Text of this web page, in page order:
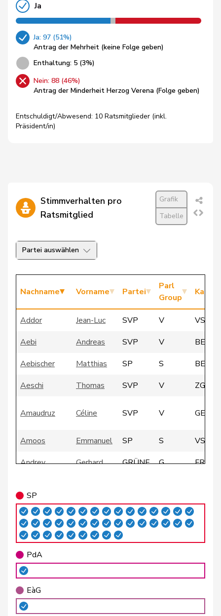
Ja
Ja: 97 (51%)
Antrag der Mehrheit (keine Folge geben)
Enthaltung: 5 (3%)
Nein: 88 (46%)
Antrag der Minderheit Herzog Verena (Folge geben)
Entschuldigt/Abwesend: 10 Ratsmitglieder (inkl.
Präsident/in)
Stimmverhalten pro
Ratsmitglied
Grafik
Tabelle
Partei auswählen
Nachname Vorname Partei
Parl
Group
Addor Jean-Luc SVP V
VS
Aebi
Andreas SVP V
BE
Aebischer
Matthias SP S
BE
Aeschi
Thomas SVP V ZG
Amaudruz Céline SVP V GE
Amoos Emmanuel SP S
VS
Andrey
Gerhard GRÜNE G
FR
Badertscher
Christine GRÜNE G
BE
Badran
Jacqueline SP S
Barrile
Baumann
Bäumle Martin glp GL ZH
SP
PdA
EàG